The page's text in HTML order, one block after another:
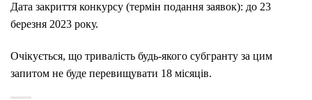
Дата закриття конкурсу (термін подання заявок): до 23
березня 2023 року.
Очікується, що тривалість будь-якого субгранту за цим
запитом не буде перевищувати 18 місяців.